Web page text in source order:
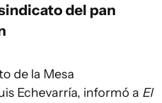
del pan
de la Mesa
Echevarría, informó a El